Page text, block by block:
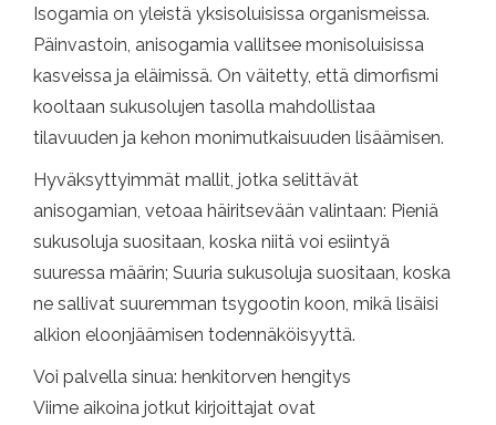
Isogamia on yleistä yksisoluisissa organismeissa.
Päinvastoin, anisogamia vallitsee monisoluisissa
kasveissa ja eläimissä. On väitetty, että dimorfismi
kooltaan sukusolujen tasolla mahdollistaa
tilavuuden ja kehon monimutkaisuuden lisäämisen.
Hyväksyttyimmät mallit, jotka selittävät
anisogamian, vetoaa häiritsevään valintaan: Pieniä
sukusoluja suositaan, koska niitä voi esiintyä
suuressa määrin; Suuria sukusoluja suositaan, koska
ne sallivat suuremman tsygootin koon, mikä lisäisi
alkion eloonjäämisen todennäköisyyttä.
Voi palvella sinua: henkitorven hengitys
Viime aikoina jotkut kirjoittajat ovat